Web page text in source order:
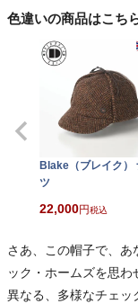
色違いの商品はこち
Blake（ブレイク）
ツ
22,000 税込
さあ、この帽子で、あ
ック・ホームズを思
異なる、多様なチェッ